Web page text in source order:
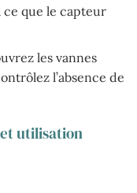
ce que le capteur
les vannes
l’absence de
utilisation